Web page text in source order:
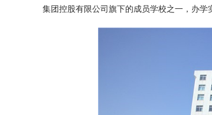
集团控股有限公司旗下的成员学校之一，办学